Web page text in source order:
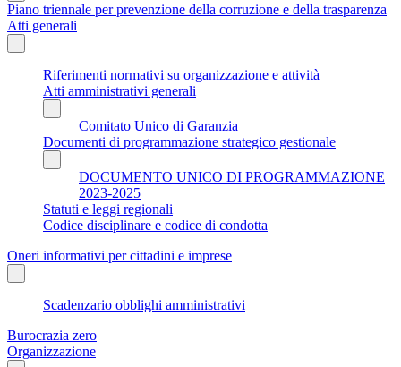
Piano triennale per prevenzione della corruzione e della trasparenza
Atti generali
Riferimenti normativi su organizzazione e attività
Atti amministrativi generali
Comitato Unico di Garanzia
Documenti di programmazione strategico gestionale
DOCUMENTO UNICO DI PROGRAMMAZIONE
2023-2025
Statuti e leggi regionali
Codice disciplinare e codice di condotta
Oneri informativi per cittadini e imprese
Scadenzario obblighi amministrativi
Burocrazia zero
Organizzazione